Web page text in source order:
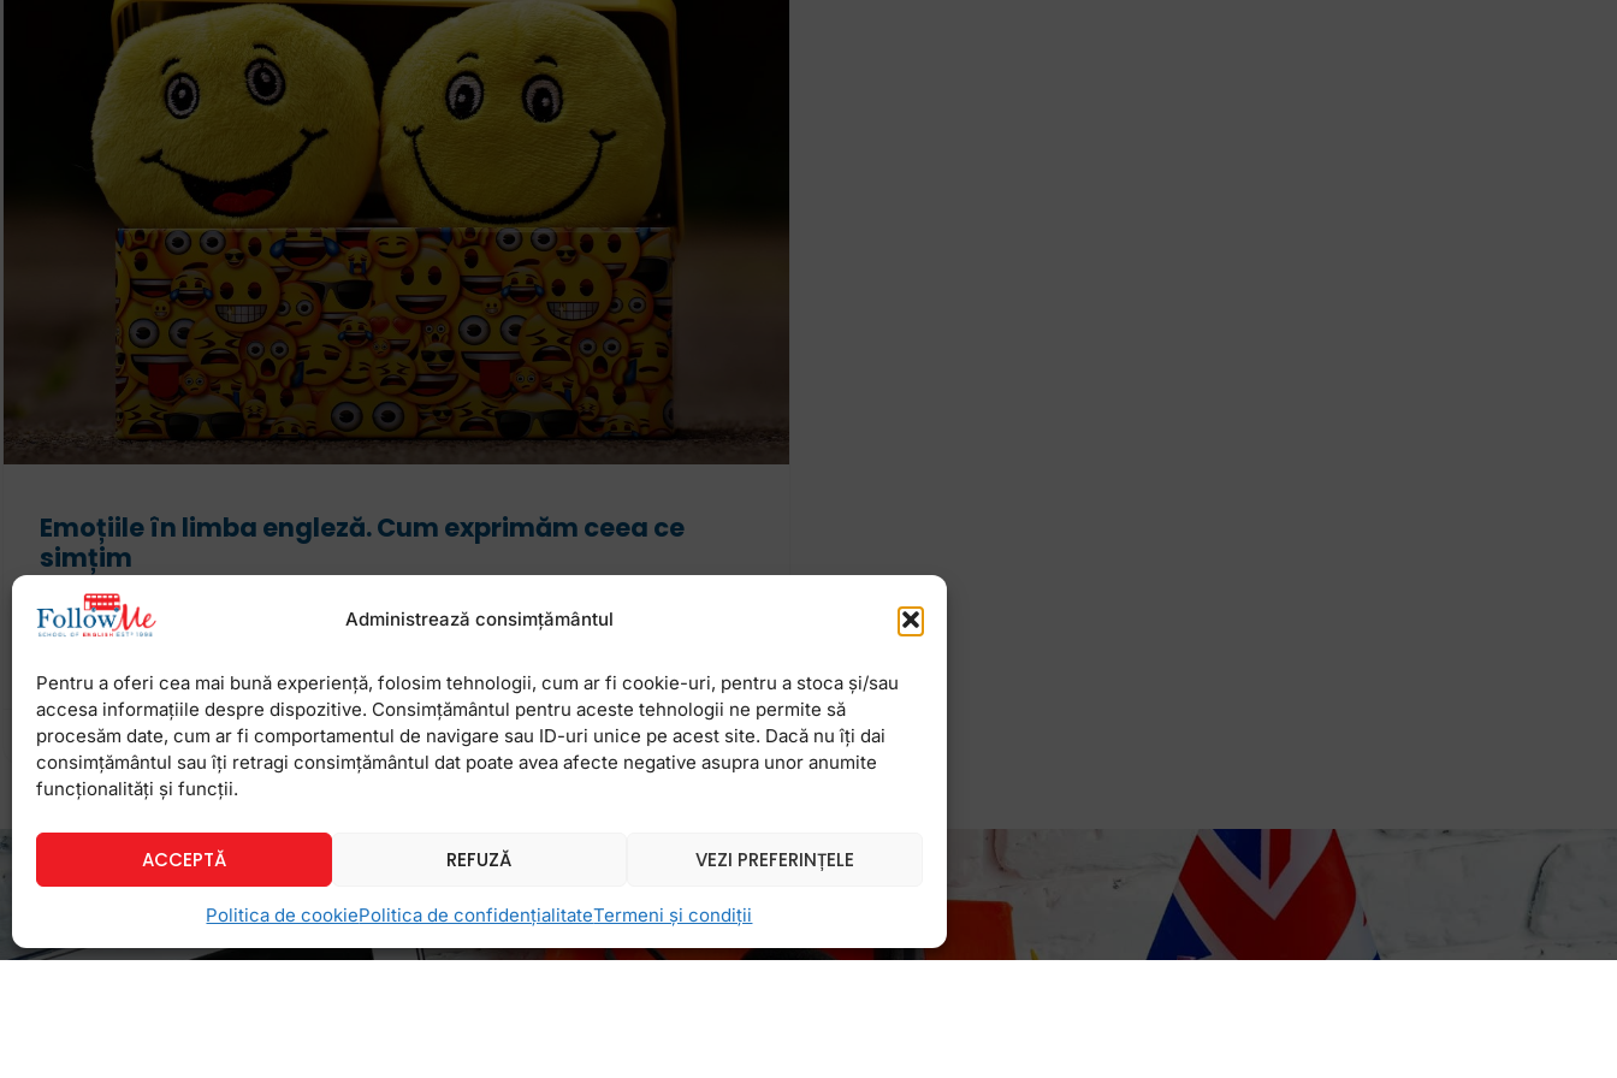
Administrează consimțământul
Pentru a oferi cea mai bună experiență, folosim tehnologii, cum ar fi cookie-uri, pentru a stoca și/sau
accesa informațiile despre dispozitive. Consimțământul pentru aceste tehnologii ne permite să
procesăm date, cum ar fi comportamentul de navigare sau ID-uri unice pe acest site. Dacă nu îți dai
consimțământul sau îți retragi consimțământul dat poate avea afecte negative asupra unor anumite
funcționalități și funcții.
ACCEPTĂ REFUZĂ VEZI PREFERINȚELE
Politica de cookiePolitica de confidențialitateTermeni și condiții
Emoțiile în limba engleză. Cum exprimăm ceea ce
simțim
Simți că atunci când ești fericit, happy poate avea o mie de sensuri, la
fel și sad? Chiar dacă nivelul tău de engleză este undeva între A1-B1
24 noiembrie 2023 Niciun comentariu
Newsletter